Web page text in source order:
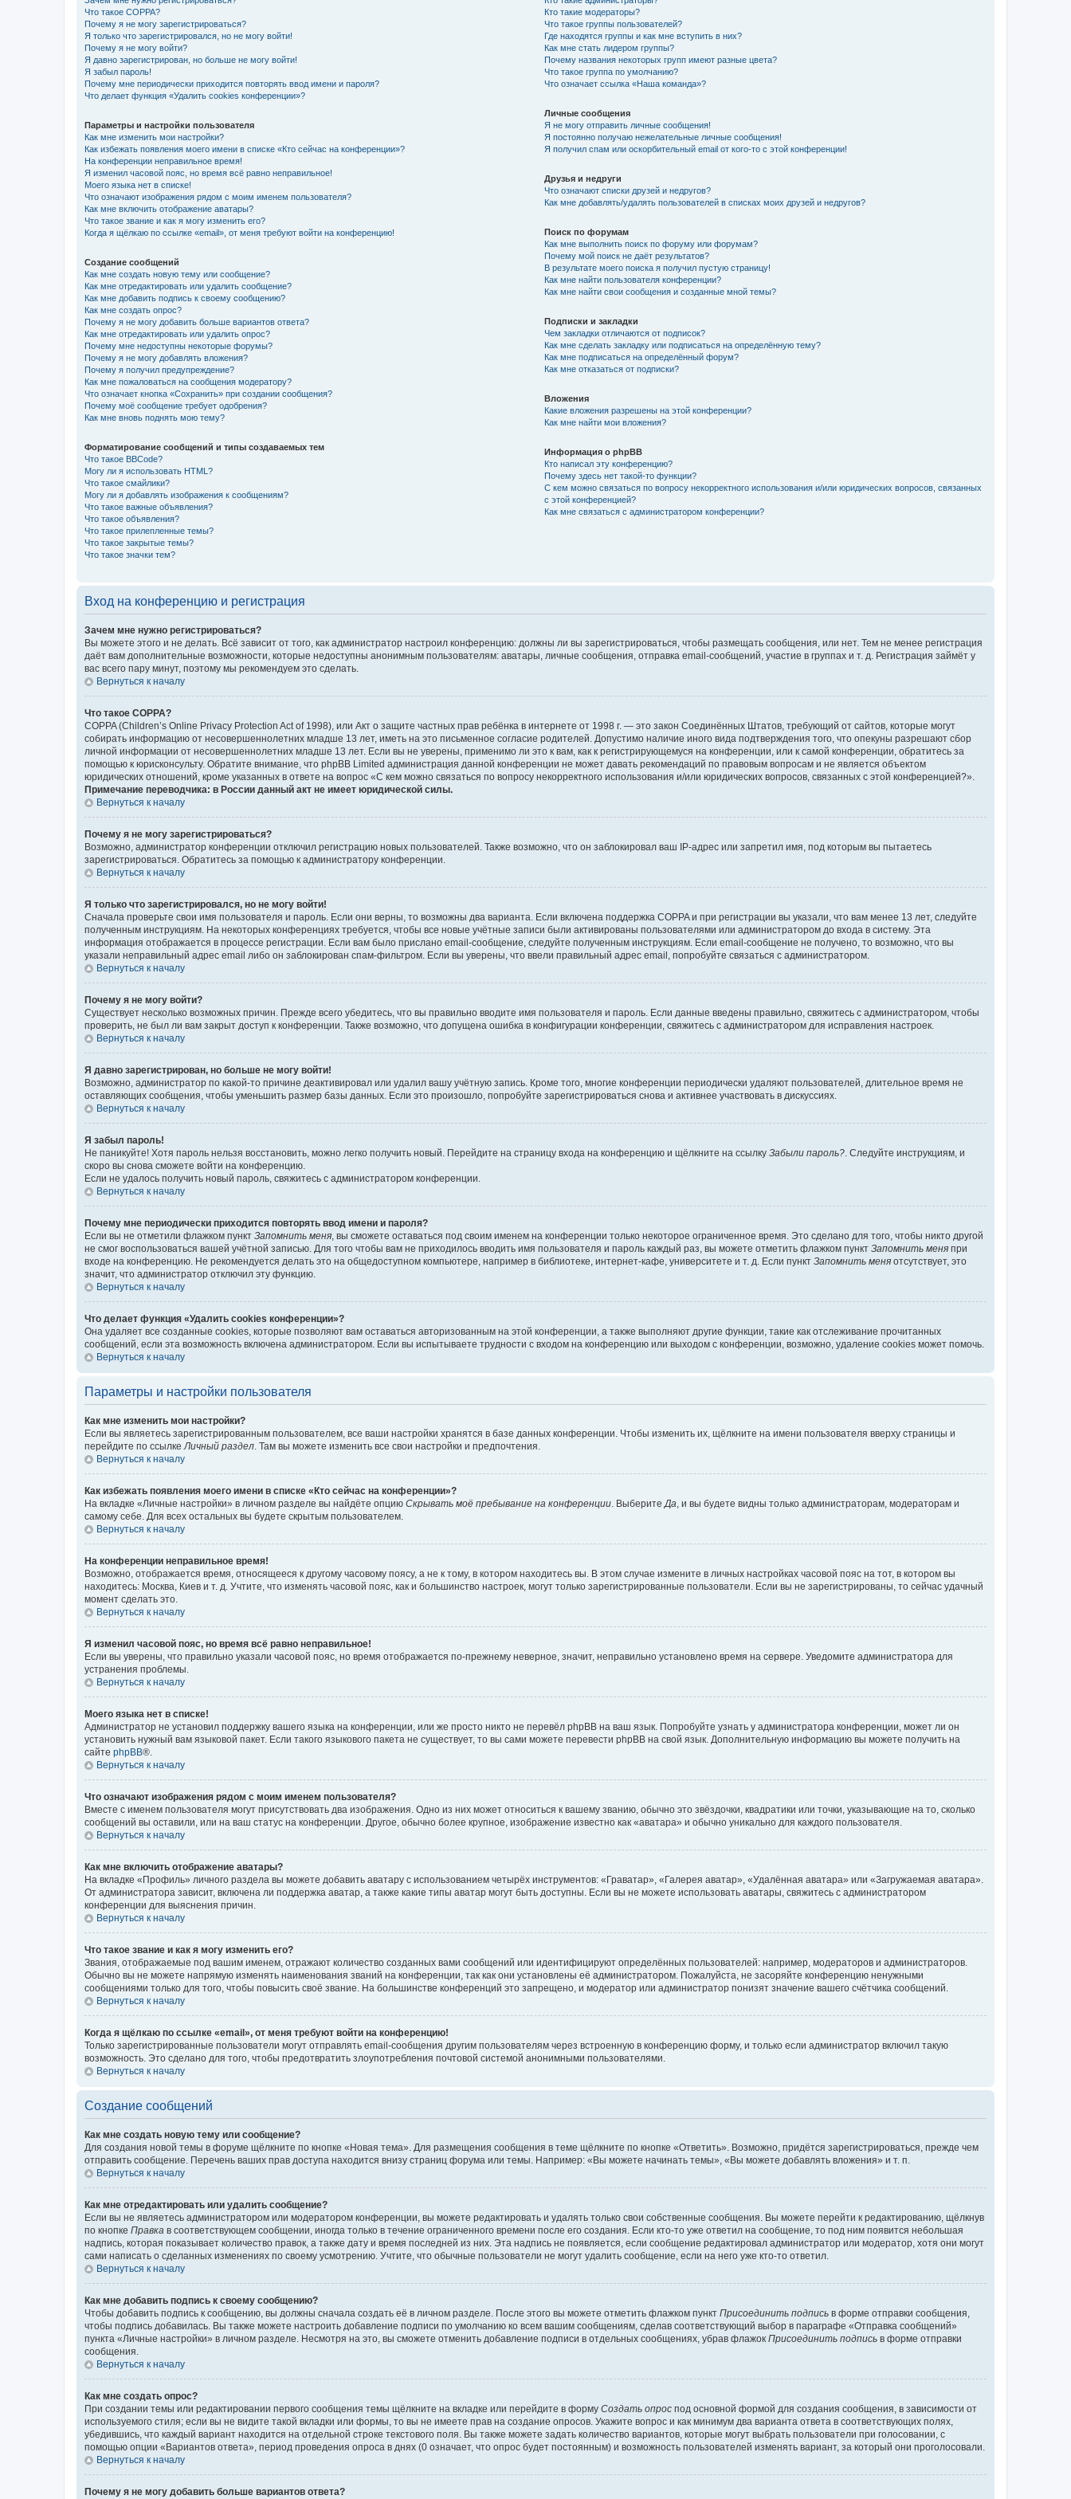
Что такое COPPA?
Почему я не могу зарегистрироваться?
Я только что зарегистрировался, но не могу войти!
Почему я не могу войти?
Я давно зарегистрирован, но больше не могу войти!
Я забыл пароль!
Почему мне периодически приходится повторять ввод имени и пароля?
Что делает функция «Удалить cookies конференции»?
Параметры и настройки пользователя
Как мне изменить мои настройки?
Как избежать появления моего имени в списке «Кто сейчас на конференции»?
На конференции неправильное время!
Я изменил часовой пояс, но время всё равно неправильное!
Моего языка нет в списке!
Что означают изображения рядом с моим именем пользователя?
Как мне включить отображение аватары?
Что такое звание и как я могу изменить его?
Когда я щёлкаю по ссылке «email», от меня требуют войти на конференцию!
Создание сообщений
Как мне создать новую тему или сообщение?
Как мне отредактировать или удалить сообщение?
Как мне добавить подпись к своему сообщению?
Как мне создать опрос?
Почему я не могу добавить больше вариантов ответа?
Как мне отредактировать или удалить опрос?
Почему мне недоступны некоторые форумы?
Почему я не могу добавлять вложения?
Почему я получил предупреждение?
Как мне пожаловаться на сообщения модератору?
Что означает кнопка «Сохранить» при создании сообщения?
Почему моё сообщение требует одобрения?
Как мне вновь поднять мою тему?
Форматирование сообщений и типы создаваемых тем
Что такое BBCode?
Могу ли я использовать HTML?
Что такое смайлики?
Могу ли я добавлять изображения к сообщениям?
Что такое важные объявления?
Что такое объявления?
Что такое прилепленные темы?
Что такое закрытые темы?
Что такое значки тем?
Кто такие модераторы?
Что такое группы пользователей?
Где находятся группы и как мне вступить в них?
Как мне стать лидером группы?
Почему названия некоторых групп имеют разные цвета?
Что такое группа по умолчанию?
Что означает ссылка «Наша команда»?
Личные сообщения
Я не могу отправить личные сообщения!
Я постоянно получаю нежелательные личные сообщения!
Я получил спам или оскорбительный email от кого-то с этой конференции!
Друзья и недруги
Что означают списки друзей и недругов?
Как мне добавлять/удалять пользователей в списках моих друзей и недругов?
Поиск по форумам
Как мне выполнить поиск по форуму или форумам?
Почему мой поиск не даёт результатов?
В результате моего поиска я получил пустую страницу!
Как мне найти пользователя конференции?
Как мне найти свои сообщения и созданные мной темы?
Подписки и закладки
Чем закладки отличаются от подписок?
Как мне сделать закладку или подписаться на определённую тему?
Как мне подписаться на определённый форум?
Как мне отказаться от подписки?
Вложения
Какие вложения разрешены на этой конференции?
Как мне найти мои вложения?
Информация о phpBB
Кто написал эту конференцию?
Почему здесь нет такой-то функции?
С кем можно связаться по вопросу некорректного использования и/или юридических вопросов, связанных
с этой конференцией?
Как мне связаться с администратором конференции?
Вход на конференцию и регистрация
Зачем мне нужно регистрироваться?
Вы можете этого и не делать. Всё зависит от того, как администратор настроил конференцию: должны ли вы зарегистрироваться, чтобы размещать сообщения, или нет. Тем не менее регистрация
даёт вам дополнительные возможности, которые недоступны анонимным пользователям: аватары, личные сообщения, отправка email-сообщений, участие в группах и т. д. Регистрация займёт у
вас всего пару минут, поэтому мы рекомендуем это сделать.
Вернуться к началу
Что такое COPPA?
COPPA (Children’s Online Privacy Protection Act of 1998), или Акт о защите частных прав ребёнка в интернете от 1998 г. — это закон Соединённых Штатов, требующий от сайтов, которые могут
собирать информацию от несовершеннолетних младше 13 лет, иметь на это письменное согласие родителей. Допустимо наличие иного вида подтверждения того, что опекуны разрешают сбор
личной информации от несовершеннолетних младше 13 лет. Если вы не уверены, применимо ли это к вам, как к регистрирующемуся на конференции, или к самой конференции, обратитесь за
помощью к юрисконсульту. Обратите внимание, что phpBB Limited администрация данной конференции не может давать рекомендаций по правовым вопросам и не является объектом
юридических отношений, кроме указанных в ответе на вопрос «С кем можно связаться по вопросу некорректного использования и/или юридических вопросов, связанных с этой конференцией?».
Примечание переводчика: в России данный акт не имеет юридической силы.
Вернуться к началу
Почему я не могу зарегистрироваться?
Возможно, администратор конференции отключил регистрацию новых пользователей. Также возможно, что он заблокировал ваш IP-адрес или запретил имя, под которым вы пытаетесь
зарегистрироваться. Обратитесь за помощью к администратору конференции.
Вернуться к началу
Я только что зарегистрировался, но не могу войти!
Сначала проверьте свои имя пользователя и пароль. Если они верны, то возможны два варианта. Если включена поддержка COPPA и при регистрации вы указали, что вам менее 13 лет, следуйте
полученным инструкциям. На некоторых конференциях требуется, чтобы все новые учётные записи были активированы пользователями или администратором до входа в систему. Эта
информация отображается в процессе регистрации. Если вам было прислано email-сообщение, следуйте полученным инструкциям. Если email-сообщение не получено, то возможно, что вы
указали неправильный адрес email либо он заблокирован спам-фильтром. Если вы уверены, что ввели правильный адрес email, попробуйте связаться с администратором.
Вернуться к началу
Почему я не могу войти?
Существует несколько возможных причин. Прежде всего убедитесь, что вы правильно вводите имя пользователя и пароль. Если данные введены правильно, свяжитесь с администратором, чтобы
проверить, не был ли вам закрыт доступ к конференции. Также возможно, что допущена ошибка в конфигурации конференции, свяжитесь с администратором для исправления настроек.
Вернуться к началу
Я давно зарегистрирован, но больше не могу войти!
Возможно, администратор по какой-то причине деактивировал или удалил вашу учётную запись. Кроме того, многие конференции периодически удаляют пользователей, длительное время не
оставляющих сообщения, чтобы уменьшить размер базы данных. Если это произошло, попробуйте зарегистрироваться снова и активнее участвовать в дискуссиях.
Вернуться к началу
Я забыл пароль!
Не паникуйте! Хотя пароль нельзя восстановить, можно легко получить новый. Перейдите на страницу входа на конференцию и щёлкните на ссылку Забыли пароль?. Следуйте инструкциям, и
скоро вы снова сможете войти на конференцию.
Если не удалось получить новый пароль, свяжитесь с администратором конференции.
Вернуться к началу
Почему мне периодически приходится повторять ввод имени и пароля?
Если вы не отметили флажком пункт Запомнить меня, вы сможете оставаться под своим именем на конференции только некоторое ограниченное время. Это сделано для того, чтобы никто другой
не смог воспользоваться вашей учётной записью. Для того чтобы вам не приходилось вводить имя пользователя и пароль каждый раз, вы можете отметить флажком пункт Запомнить меня при
входе на конференцию. Не рекомендуется делать это на общедоступном компьютере, например в библиотеке, интернет-кафе, университете и т. д. Если пункт Запомнить меня отсутствует, это
значит, что администратор отключил эту функцию.
Вернуться к началу
Что делает функция «Удалить cookies конференции»?
Она удаляет все созданные cookies, которые позволяют вам оставаться авторизованным на этой конференции, а также выполняют другие функции, такие как отслеживание прочитанных
сообщений, если эта возможность включена администратором. Если вы испытываете трудности с входом на конференцию или выходом с конференции, возможно, удаление cookies может помочь.
Вернуться к началу
Параметры и настройки пользователя
Как мне изменить мои настройки?
Если вы являетесь зарегистрированным пользователем, все ваши настройки хранятся в базе данных конференции. Чтобы изменить их, щёлкните на имени пользователя вверху страницы и
перейдите по ссылкеЛичный раздел. Там вы можете изменить все свои настройки и предпочтения.
Вернуться к началу
Как избежать появления моего имени в списке «Кто сейчас на конференции»?
На вкладке «Личные настройки» в личном разделе вы найдёте опцию Скрывать моё пребывание на конференции. ВыберитеДа, и вы будете видны только администраторам, модераторам и
самому себе. Для всех остальных вы будете скрытым пользователем.
Вернуться к началу
На конференции неправильное время!
Возможно, отображается время, относящееся к другому часовому поясу, а не к тому, в котором находитесь вы. В этом случае измените в личных настройках часовой пояс на тот, в котором вы
находитесь: Москва, Киев и т. д. Учтите, что изменять часовой пояс, как и большинство настроек, могут только зарегистрированные пользователи. Если вы не зарегистрированы, то сейчас удачный
момент сделать это.
Вернуться к началу
Я изменил часовой пояс, но время всё равно неправильное!
Если вы уверены, что правильно указали часовой пояс, но время отображается по-прежнему неверное, значит, неправильно установлено время на сервере. Уведомите администратора для
устранения проблемы.
Вернуться к началу
Моего языка нет в списке!
Администратор не установил поддержку вашего языка на конференции, или же просто никто не перевёл phpBB на ваш язык. Попробуйте узнать у администратора конференции, может ли он
установить нужный вам языковой пакет. Если такого языкового пакета не существует, то вы сами можете перевести phpBB на свой язык. Дополнительную информацию вы можете получить на
сайте phpBB®.
Вернуться к началу
Что означают изображения рядом с моим именем пользователя?
Вместе с именем пользователя могут присутствовать два изображения. Одно из них может относиться к вашему званию, обычно это звёздочки, квадратики или точки, указывающие на то, сколько
сообщений вы оставили, или на ваш статус на конференции. Другое, обычно более крупное, изображение известно как «аватара» и обычно уникально для каждого пользователя.
Вернуться к началу
Как мне включить отображение аватары?
На вкладке «Профиль» личного раздела вы можете добавить аватару с использованием четырёх инструментов: «Граватар», «Галерея аватар», «Удалённая аватара» или «Загружаемая аватара».
От администратора зависит, включена ли поддержка аватар, а также какие типы аватар могут быть доступны. Если вы не можете использовать аватары, свяжитесь с администратором
конференции для выяснения причин.
Вернуться к началу
Что такое звание и как я могу изменить его?
Звания, отображаемые под вашим именем, отражают количество созданных вами сообщений или идентифицируют определённых пользователей: например, модераторов и администраторов.
Обычно вы не можете напрямую изменять наименования званий на конференции, так как они установлены её администратором. Пожалуйста, не засоряйте конференцию ненужными
сообщениями только для того, чтобы повысить своё звание. На большинстве конференций это запрещено, и модератор или администратор понизят значение вашего счётчика сообщений.
Вернуться к началу
Когда я щёлкаю по ссылке «email», от меня требуют войти на конференцию!
Только зарегистрированные пользователи могут отправлять email-сообщения другим пользователям через встроенную в конференцию форму, и только если администратор включил такую
возможность. Это сделано для того, чтобы предотвратить злоупотребления почтовой системой анонимными пользователями.
Вернуться к началу
Создание сообщений
Как мне создать новую тему или сообщение?
Для создания новой темы в форуме щёлкните по кнопке «Новая тема». Для размещения сообщения в теме щёлкните по кнопке «Ответить». Возможно, придётся зарегистрироваться, прежде чем
отправить сообщение. Перечень ваших прав доступа находится внизу страниц форума или темы. Например: «Вы можете начинать темы», «Вы можете добавлять вложения» и т. п.
Вернуться к началу
Как мне отредактировать или удалить сообщение?
Если вы не являетесь администратором или модератором конференции, вы можете редактировать и удалять только свои собственные сообщения. Вы можете перейти к редактированию, щёлкнув
по кнопке Правка в соответствующем сообщении, иногда только в течение ограниченного времени после его создания. Если кто-то уже ответил на сообщение, то под ним появится небольшая
надпись, которая показывает количество правок, а также дату и время последней из них. Эта надпись не появляется, если сообщение редактировал администратор или модератор, хотя они могут
сами написать о сделанных изменениях по своему усмотрению. Учтите, что обычные пользователи не могут удалить сообщение, если на него уже кто-то ответил.
Вернуться к началу
Как мне добавить подпись к своему сообщению?
Чтобы добавить подпись к сообщению, вы должны сначала создать её в личном разделе. После этого вы можете отметить флажком пункт Присоединить подпись в форме отправки сообщения,
чтобы подпись добавилась. Вы также можете настроить добавление подписи по умолчанию ко всем вашим сообщениям, сделав соответствующий выбор в параграфе «Отправка сообщений»
пункта «Личные настройки» в личном разделе. Несмотря на это, вы сможете отменить добавление подписи в отдельных сообщениях, убрав флажок Присоединить подпись в форме отправки
сообщения.
Вернуться к началу
Как мне создать опрос?
При создании темы или редактировании первого сообщения темы щёлкните на вкладке или перейдите в форму Создать опрос под основной формой для создания сообщения, в зависимости от
используемого стиля; если вы не видите такой вкладки или формы, то вы не имеете прав на создание опросов. Укажите вопрос и как минимум два варианта ответа в соответствующих полях,
убедившись, что каждый вариант находится на отдельной строке текстового поля. Вы также можете задать количество вариантов, которые могут выбрать пользователи при голосовании, с
помощью опции «Вариантов ответа», период проведения опроса в днях (0 означает, что опрос будет постоянным) и возможность пользователей изменять вариант, за который они проголосовали.
Вернуться к началу
Почему я не могу добавить больше вариантов ответа?